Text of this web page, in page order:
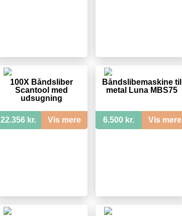
100X Båndsliber
Scantool med
udsugning
22.356 kr. Vis mere
Båndslibemaskine til
metal Luna MBS75
6.500 kr. Vis mere